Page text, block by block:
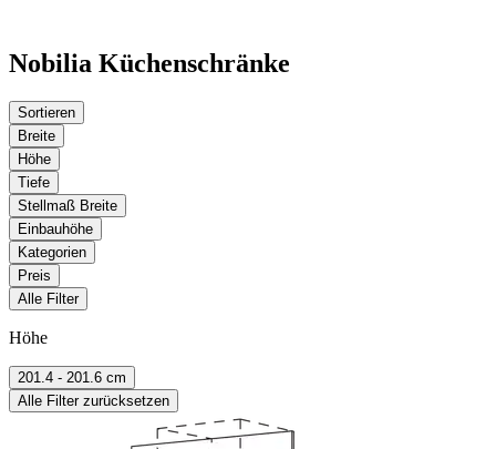
Nobilia Küchenschränke
Sortieren
Breite
Höhe
Tiefe
Stellmaß Breite
Einbauhöhe
Kategorien
Preis
Alle Filter
Höhe
201.4 - 201.6 cm
Alle Filter zurücksetzen